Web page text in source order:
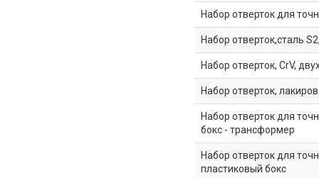
Набор отверток для
Набор отверток,сталь
Набор отверток, CrV,
Набор отверток,
Набор отверток для
бокс - трансформер
Набор отверток для
пластиковый бокс